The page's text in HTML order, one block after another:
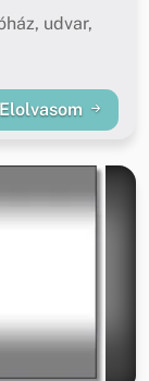
udvar,
Elolvasom